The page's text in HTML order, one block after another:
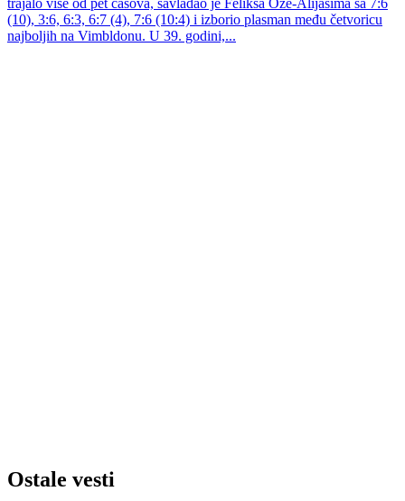
(10), 3:6, 6:3, 6:7 (4), 7:6 (10:4) i izborio plasman među četvoricu
najboljih na Vimbldonu. U 39. godini,...
Ostale vesti